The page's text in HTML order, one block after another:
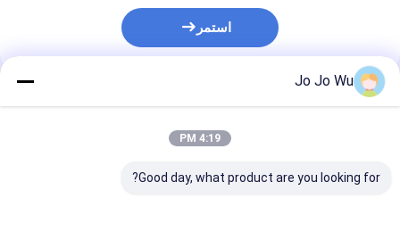
استمر
المنتجات الموصى بها
Jo Jo Wu
4:19 PM
Good day, what product are you looking for?